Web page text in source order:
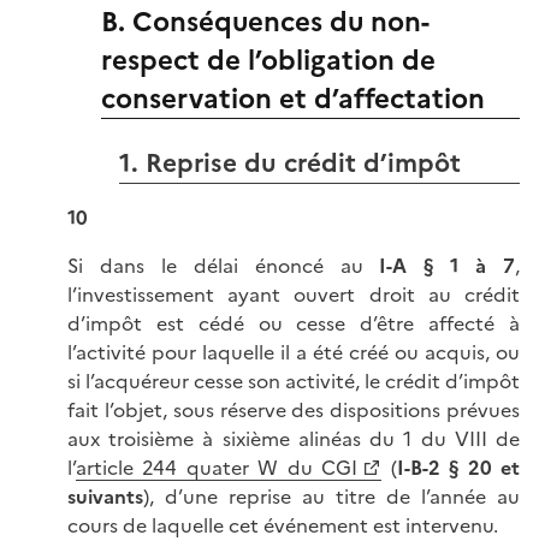
B. Conséquences du non-
respect de l’obligation de
conservation et d’affectation
1. Reprise du crédit d’impôt
10
Si dans le délai énoncé au I-A § 1 à 7,
l’investissement ayant ouvert droit au crédit
d’impôt est cédé ou cesse d’être affecté à
l’activité pour laquelle il a été créé ou acquis, ou
si l’acquéreur cesse son activité, le crédit d’impôt
fait l’objet, sous réserve des dispositions prévues
aux troisième à sixième alinéas du 1 du VIII de
l’article 244 quater W du CGI (I-B-2 § 20 et
suivants), d’une reprise au titre de l’année au
cours de laquelle cet événement est intervenu.